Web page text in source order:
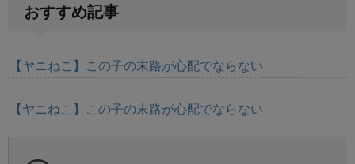
おすすめ記事
【ヤニねこ】この子の末路が心配でならない
【ヤニねこ】この子の末路が心配でならない